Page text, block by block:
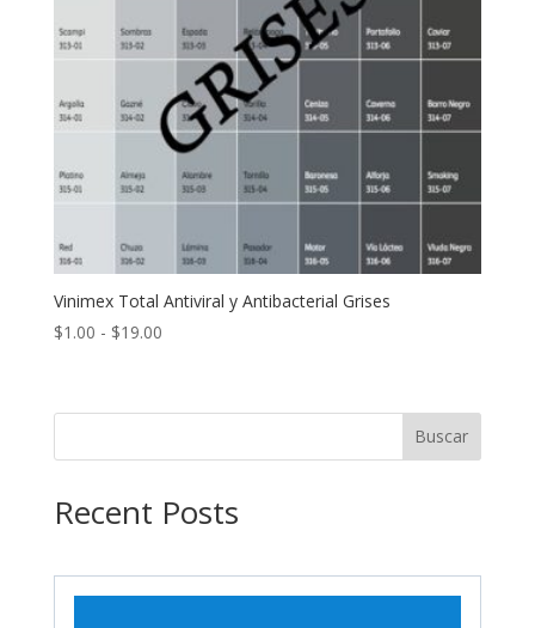
Vinimex Total Antiviral y Antibacterial Grises
$1.00 - $19.00Rango
desde
Buscar
Recent Posts